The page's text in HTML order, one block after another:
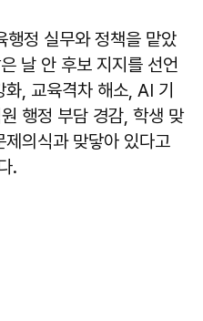
행정 실무와 정책을 맡았
날 안 후보 지지를 선언
, 교육격차 해소, AI 기
행정 부담 경감, 학생 맞
의식과 맞닿아 있다고
.